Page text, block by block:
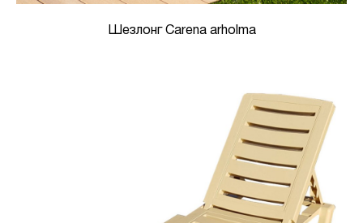
Шезлонг Carena arholma